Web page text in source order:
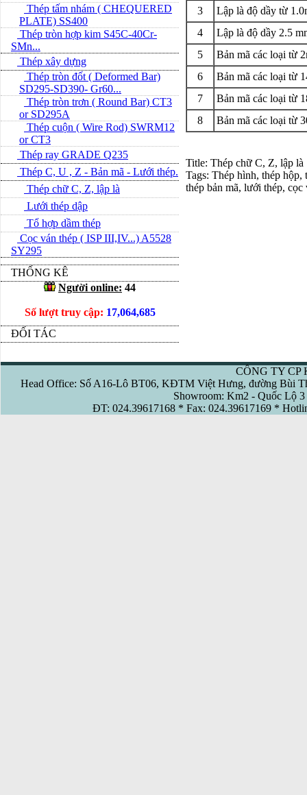
Thép tấm nhám ( CHEQUERED
PLATE) SS400
Thép tròn hợp kim S45C-40Cr-
SMn...
Thép xây dựng
Thép tròn đốt ( Deformed Bar)
SD295-SD390- Gr60...
Thép tròn trơn ( Round Bar) CT3
or SD295A
Thép cuộn ( Wire Rod) SWRM12
or CT3
Thép ray GRADE Q235
Thép C, U , Z - Bản mã - L­ưới thép.
Thép chữ C, Z, lập là
Lưới thép dập
Tổ hợp dầm thép
Cọc ván thép ( ISP III,IV...) A5528
SY295
THỐNG KÊ
Người online: 44
Số lượt truy cập: 17,064,685
ĐỐI TÁC
3
Lập là độ dầy từ
4
Lập là độ dầy 2.5
5
Bản mã các loại từ
6
Bản mã các loại từ
7
Bản mã các loại từ
8
Bản mã các loại từ
Title: Thép chữ C, Z, lập là
Tags: Thép hình, thép hộp,
thép bản mã, lưới thép, cọc
CÔNG TY CP
Head Office: Số A16-Lô BT06, KĐTM Việt Hưng, đường Bùi
Showroom: Km2 - Quốc Lộ
ĐT: 024.39617168 * Fax: 024.39617169 *